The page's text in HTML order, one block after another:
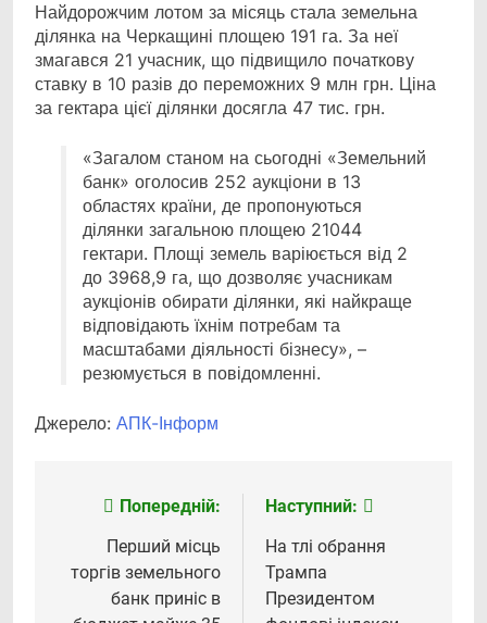
Найдорожчим лотом за місяць стала земельна
ділянка на Черкащині площею 191 га. За неї
змагався 21 учасник, що підвищило початкову
ставку в 10 разів до переможних 9 млн грн. Ціна
за гектара цієї ділянки досягла 47 тис. грн.
«Загалом станом на сьогодні «Земельний
банк» оголосив 252 аукціони в 13
областях країни, де пропонуються
ділянки загальною площею 21044
гектари. Площі земель варіюється від 2
до 3968,9 га, що дозволяє учасникам
аукціонів обирати ділянки, які найкраще
відповідають їхнім потребам та
масштабами діяльності бізнесу», –
резюмується в повідомленні.
Джерело: АПК-Інформ
Навігація
записів
Попередній:
Перший місць
торгів земельного
банк приніс в
Наступний:
На тлі обрання
Трампа
Президентом